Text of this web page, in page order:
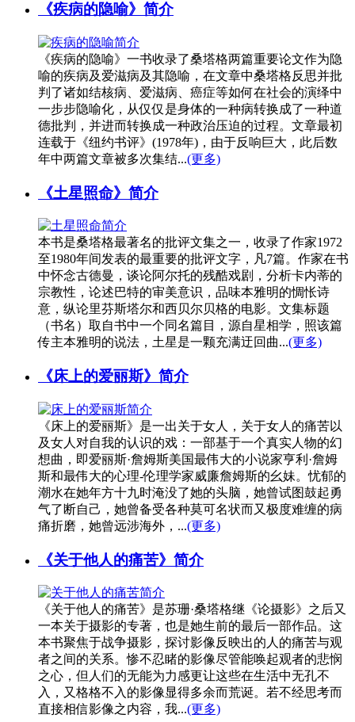
《疾病的隐喻》简介
《疾病的隐喻》一书收录了桑塔格两篇重要论文作为隐
喻的疾病及爱滋病及其隐喻，在文章中桑塔格反思并批
判了诸如结核病、爱滋病、癌症等如何在社会的演绎中
一步步隐喻化，从仅仅是身体的一种病转换成了一种道
德批判，并进而转换成一种政治压迫的过程。文章最初
连载于《纽约书评》(1978年)，由于反响巨大，此后数
年中两篇文章被多次集结...(更多)
《土星照命》简介
本书是桑塔格最著名的批评文集之一，收录了作家1972
至1980年间发表的最重要的批评文字，凡7篇。作家在书
中怀念古德曼，谈论阿尔托的残酷戏剧，分析卡内蒂的
宗教性，论述巴特的审美意识，品味本雅明的惆怅诗
意，纵论里芬斯塔尔和西贝尔贝格的电影。文集标题
（书名）取自书中一个同名篇目，源自星相学，照该篇
传主本雅明的说法，土星是一颗充满迂回曲...(更多)
《床上的爱丽斯》简介
《床上的爱丽斯》是一出关于女人，关于女人的痛苦以
及女人对自我的认识的戏：一部基于一个真实人物的幻
想曲，即爱丽斯·詹姆斯美国最伟大的小说家亨利·詹姆
斯和最伟大的心理-伦理学家威廉詹姆斯的幺妹。忧郁的
潮水在她年方十九时淹没了她的头脑，她曾试图鼓起勇
气了断自己，她曾备受各种莫可名状而又极度难缠的病
痛折磨，她曾远涉海外，...(更多)
《关于他人的痛苦》简介
《关于他人的痛苦》是苏珊·桑塔格继《论摄影》之后又
一本关于摄影的专著，也是她生前的最后一部作品。这
本书聚焦于战争摄影，探讨影像反映出的人的痛苦与观
者之间的关系。惨不忍睹的影像尽管能唤起观者的悲悯
之心，但人们的无能为力感更让这些在生活中无孔不
入，又格格不入的影像显得多余而荒诞。若不经思考而
直接相信影像之内容，我...(更多)